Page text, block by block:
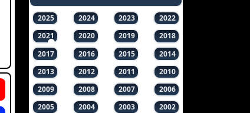
2025 2024 2023
2022
2021
2020 2019
2018
2017
2016 2015
2014
2013
2012 2011
2010
2009
2008 2007
2006
2005
2004 2003
2002